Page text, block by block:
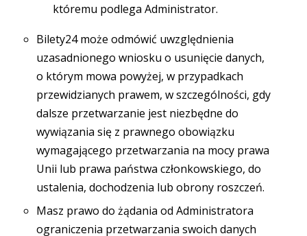
któremu podlega Administrator.
Bilety24 może odmówić uwzględnienia
uzasadnionego wniosku o usunięcie danych,
o którym mowa powyżej, w przypadkach
przewidzianych prawem, w szczególności, gdy
dalsze przetwarzanie jest niezbędne do
wywiązania się z prawnego obowiązku
wymagającego przetwarzania na mocy prawa
Unii lub prawa państwa członkowskiego, do
ustalenia, dochodzenia lub obrony roszczeń.
Masz prawo do żądania od Administratora
ograniczenia przetwarzania swoich danych